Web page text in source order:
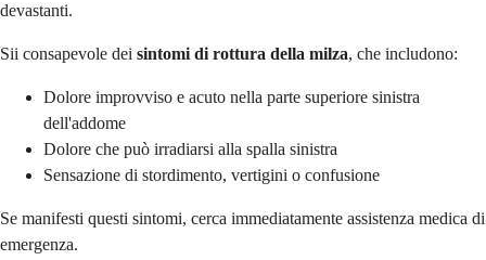
devastanti.
Sii consapevole dei sintomi di rottura della milza, che includono:
Dolore improvviso e acuto nella parte superiore sinistra
dell'addome
Dolore che può irradiarsi alla spalla sinistra
Sensazione di stordimento, vertigini o confusione
Se manifesti questi sintomi, cerca immediatamente assistenza medica di
emergenza.